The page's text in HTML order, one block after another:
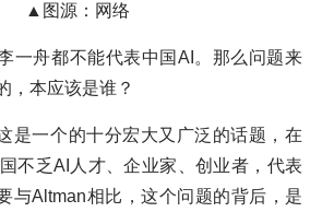
▲图源：网络
一舟都不能代表中国AI。那么问题来
，本应该是谁？
是一个的十分宏大又广泛的话题，在
不乏AI人才、企业家、创业者，代表
与Altman相比，这个问题的背后，是